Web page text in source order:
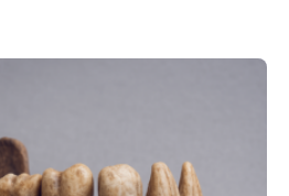
der Erde darunter? Wo
Gase, die sich durch
oben bahnen? Jun.-Prof. Dr.
an der
Mainz (JGU), und ihr
Oldoinyo Lengai in Tansania